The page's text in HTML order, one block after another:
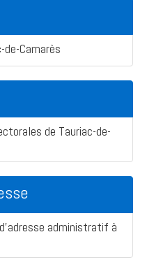
Camarès
de Tauriac-de-
administratif à